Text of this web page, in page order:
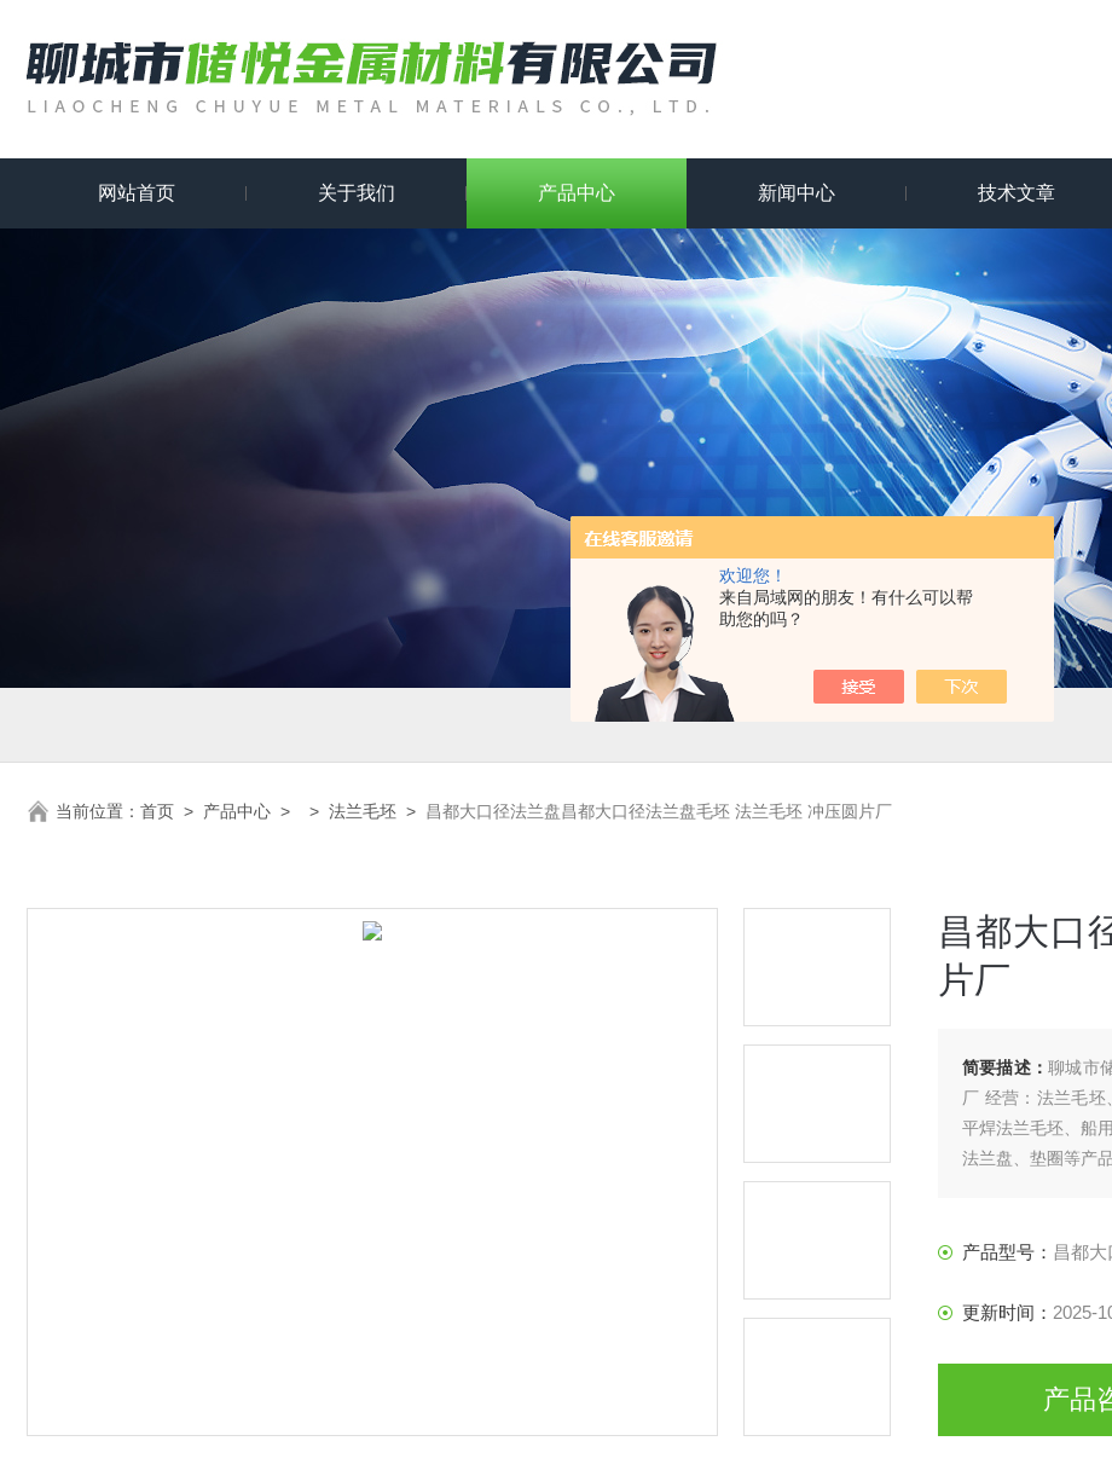
欢迎您！
来自局域网的朋友！有什么可以帮
助您的吗？
网站首页 关于我们 产品中心 新闻中心 技术文章
当前位置： 首页 > 产品中心 > > 法兰毛坯 > 昌都大口径法兰盘昌都大口径法兰盘毛坯 法兰毛坯 冲压圆片厂
昌都大口
片厂
简要描述：聊城市
厂 经营：法兰毛坯
平焊法兰毛坯、船
法兰盘、垫圈等产品
产品型号： 昌都大
更新时间： 2025-
产品